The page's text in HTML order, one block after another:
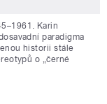
Karin
paradigma
historii stále
o „černé